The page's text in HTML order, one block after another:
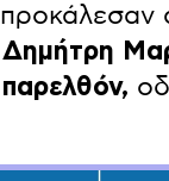
Δημήτρη